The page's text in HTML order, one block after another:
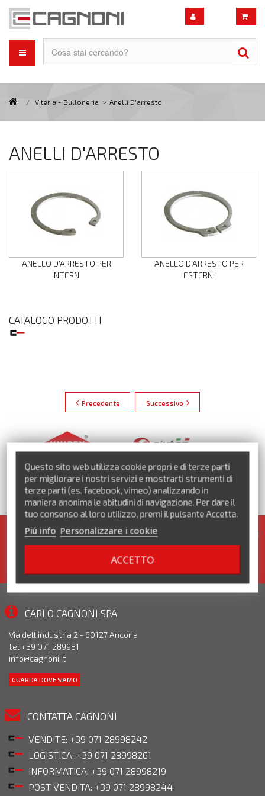
/ Viteria - Bulloneria > Anelli D'arresto
ANELLI D'ARRESTO
ANELLO D'ARRESTO PER
INTERNI
ANELLO D'ARRESTO PER
ESTERNI
CATALOGO PRODOTTI
Precedente Successivo
VEDI TUTTI I MARCHI
Iscriviti alla nostra newsletter. Pronte per te tante promozioni!
Questo sito web utilizza cookie propri e di terze parti
per migliorare i nostri servizi e mostrarti strumenti di
terze parti (es. facebook, vimeo) analizzando in
maniera anonima le abitudini di navigazione. Per dare il
tuo consenso al loro utilizzo, premi il pulsante Accetta.
Piú info Personalizzare i cookie
ACCETTO
CARLO CAGNONI SPA
Via dell'industria 2 - 60127 Ancona
tel +39 071 289981
info@cagnoni.it
GUARDA DOVE SIAMO
CONTATTA CAGNONI
VENDITE: +39 071 28998242
LOGISTICA: +39 071 28998261
INFORMATICA: +39 071 28998219
POST VENDITA: +39 071 28998244